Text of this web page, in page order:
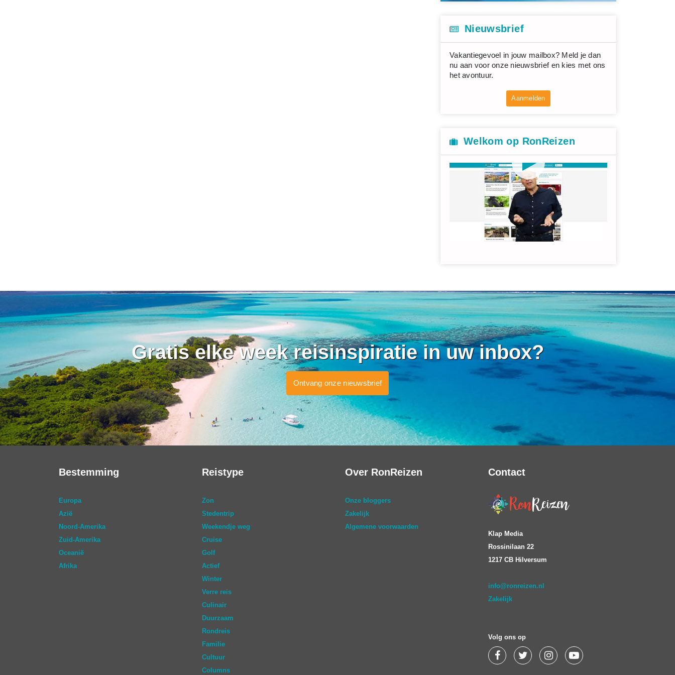
Nieuwsbrief
Vakantiegevoel in jouw mailbox? Meld je dan
nu aan voor onze nieuwsbrief en kies met ons
het avontuur.
Aanmelden
Welkom op RonReizen
Gratis elke week reisinspiratie in uw inbox?
Ontvang onze nieuwsbrief
Bestemming
Europa
Azië
Noord-Amerika
Zuid-Amerika
Oceanië
Afrika
Reistype
Zon
Stedentrip
Weekendje weg
Cruise
Golf
Actief
Winter
Verre reis
Culinair
Duurzaam
Rondreis
Familie
Cultuur
Columns
Over RonReizen
Onze bloggers
Zakelijk
Algemene voorwaarden
Contact
Klap Media
Rossinilaan 22
1217 CB Hilversum
info@ronreizen.nl
Zakelijk
Volg ons op